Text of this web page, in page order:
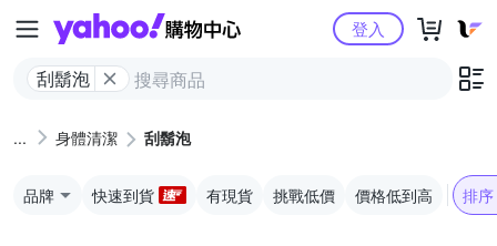
Yahoo購物中心
刮鬍泡
登入
身體清潔 刮鬍泡
品牌 快速到貨 有現貨 挑戰低價 價格低到高 排序